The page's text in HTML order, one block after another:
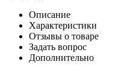
Описание
Характеристики
Отзывы о товаре
Задать вопрос
Дополнительно